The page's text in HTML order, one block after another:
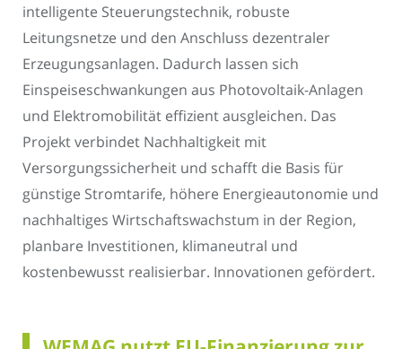
intelligente Steuerungstechnik, robuste
Leitungsnetze und den Anschluss dezentraler
Erzeugungsanlagen. Dadurch lassen sich
Einspeiseschwankungen aus Photovoltaik-Anlagen
und Elektromobilität effizient ausgleichen. Das
Projekt verbindet Nachhaltigkeit mit
Versorgungssicherheit und schafft die Basis für
günstige Stromtarife, höhere Energieautonomie und
nachhaltiges Wirtschaftswachstum in der Region,
planbare Investitionen, klimaneutral und
kostenbewusst realisierbar. Innovationen gefördert.